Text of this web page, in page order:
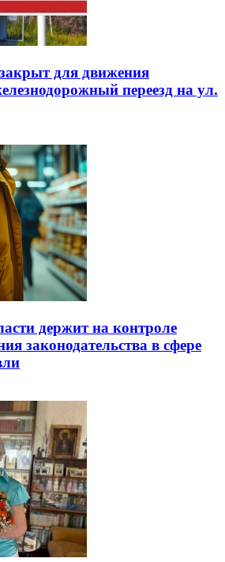
для движения
переезд на ул.
держит на контроле
законодательства в сфере